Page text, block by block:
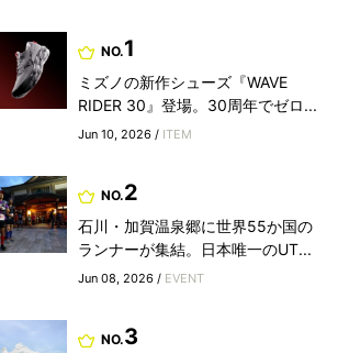
NO.1
ミズノの新作シューズ『WAVE
RIDER 30』登場。30周年でゼロ...
Jun 10, 2026 / ITEM
NO.2
石川・加賀温泉郷に世界55か国の
ランナーが集結。日本唯一のUT...
Jun 08, 2026 / EVENT
NO.3